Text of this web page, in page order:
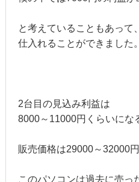
と考えていることもあって
仕入れることができました。
2台目の見込み利益は
8000～11000円くらいにな
販売価格は29000～32000
このパソコンは過去に売っ